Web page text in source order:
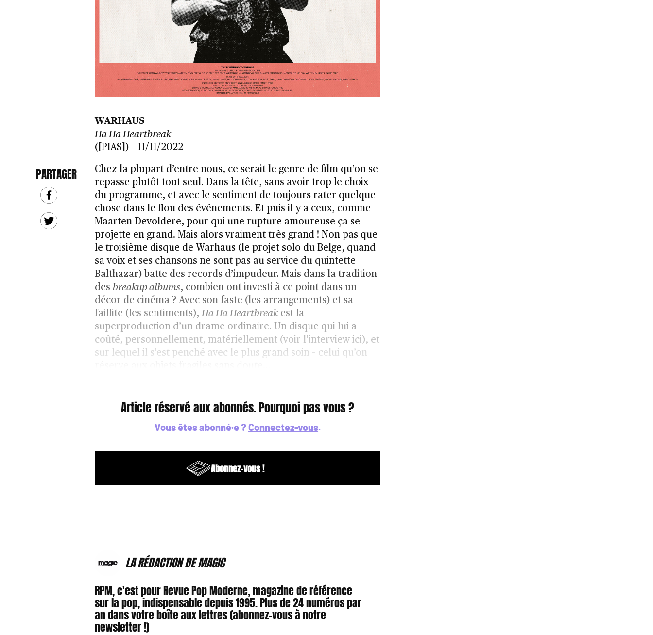
PARTAGER
WARHAUS
Ha Ha Heartbreak
([PIAS]) – 11/11/2022
Chez la plupart d’entre nous, ce serait le genre de film qu’on se
repasse plutôt tout seul. Dans la tête, sans avoir trop le choix
du programme, et avec le sentiment de toujours rater quelque
chose dans le flou des événements. Et puis il y a ceux, comme
Maarten Devoldere, pour qui une rupture amoureuse ça se
projette en grand. Mais alors vraiment très grand ! Non pas que
le troisième disque de Warhaus (le projet solo du Belge, quand
sa voix et ses chansons ne sont pas au service du quintette
Balthazar) batte des records d’impudeur. Mais dans la tradition
des breakup albums, combien ont investi à ce point dans un
décor de cinéma ? Avec son faste (les arrangements) et sa
faillite (les sentiments), Ha Ha Heartbreakest la
superproduction d’un drame ordinaire. Un disque qui lui a
coûté, personnellement, matériellement (voir l’interview ici), et
sur lequel il s’est penché avec le plus grand soin – celui qu’on
Article réservé aux abonnés. Pourquoi pas vous ?
Vous êtes abonné·e ?Connectez-vous.
Abonnez-vous !
LA RÉDACTION DE MAGIC
RPM, c'est pour Revue Pop Moderne, magazine de référence
sur la pop, indispensable depuis 1995. Plus de 24 numéros par
an dans votre boîte aux lettres (abonnez-vous à notre
newsletter !)